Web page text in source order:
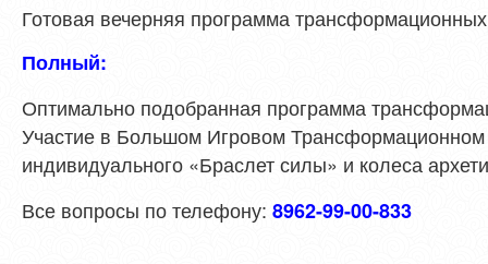
Готовая вечерняя программа
Полный:
Оптимально подобранная программа
Участие в Большом Игровом
индивидуального «Браслет силы» и колеса
Все вопросы по телефону:8962-99-00-833